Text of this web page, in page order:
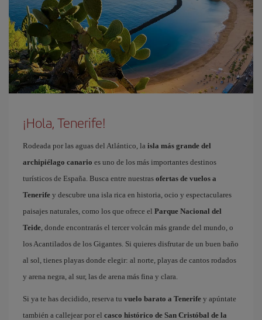
¡Hola, Tenerife!
Rodeada por las aguas del Atlántico, la isla más grande del
archipiélago canario es uno de los más importantes destinos
turísticos de España. Busca entre nuestras ofertas de vuelos a
Tenerife y descubre una isla rica en historia, ocio y espectaculares
paisajes naturales, como los que ofrece el Parque Nacional del
Teide, donde encontrarás el tercer volcán más grande del mundo, o
los Acantilados de los Gigantes. Si quieres disfrutar de un buen baño
al sol, tienes playas donde elegir: al norte, playas de cantos rodados
y arena negra, al sur, las de arena más fina y clara.
Si ya te has decidido, reserva tu vuelo barato a Tenerife y apúntate
también a callejear por el casco histórico de San Cristóbal de la